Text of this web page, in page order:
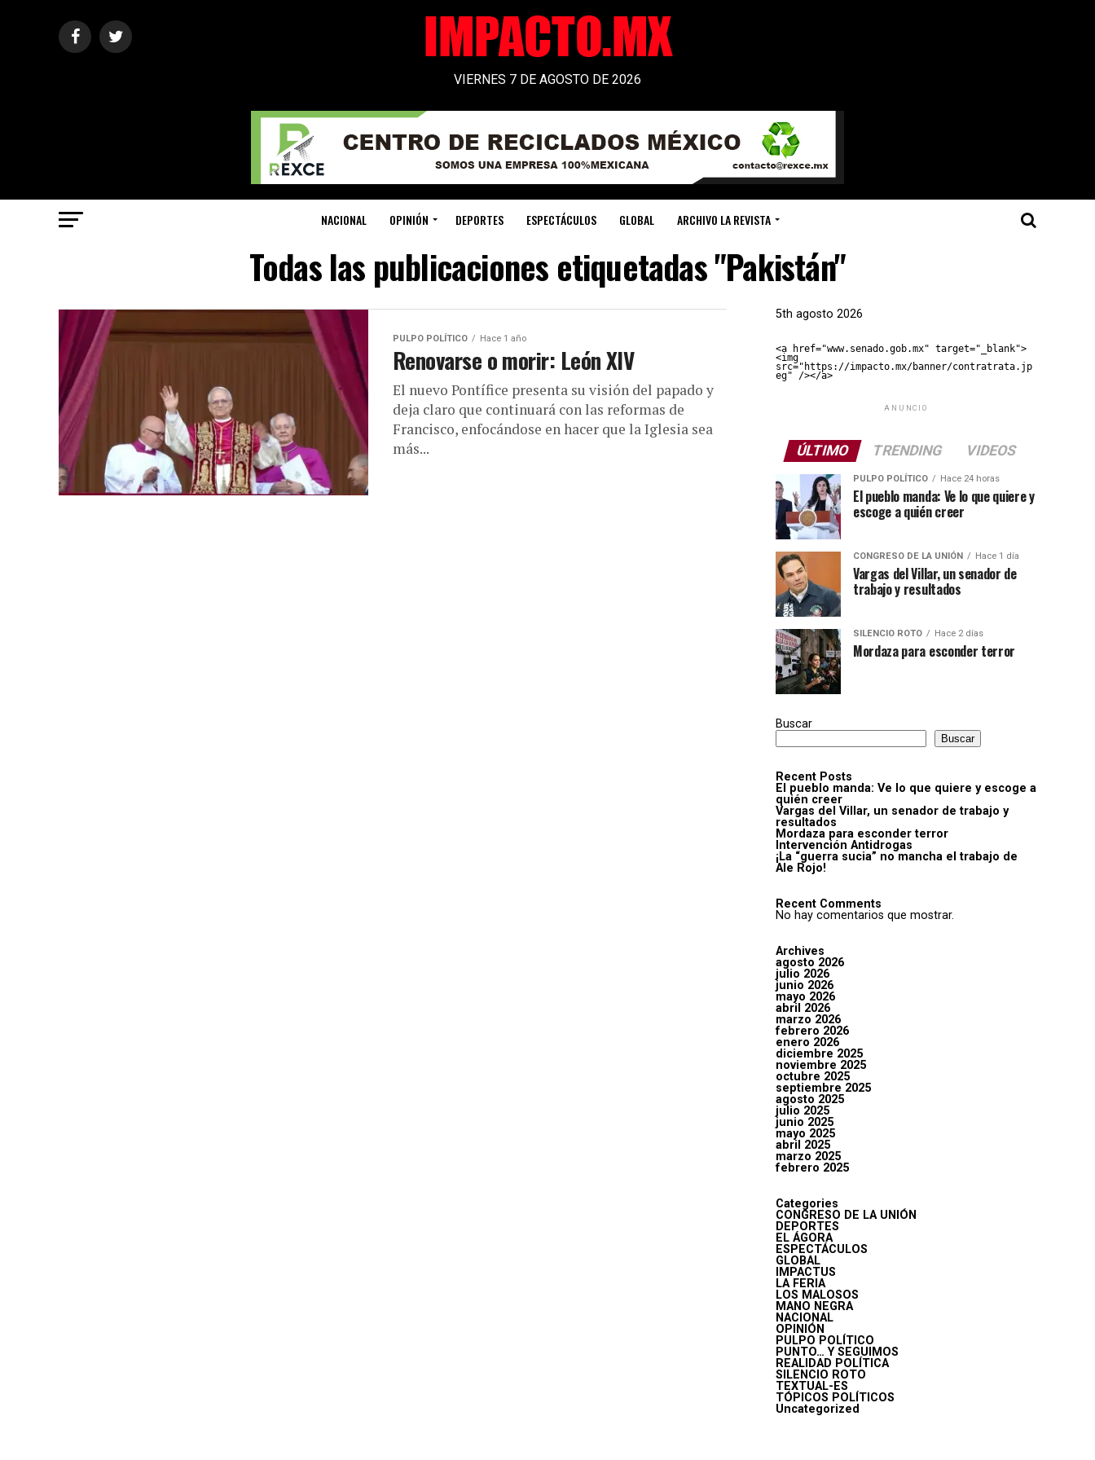
VIERNES 7 DE AGOSTO DE 2026
NACIONAL OPINIÓN DEPORTES ESPECTÁCULOS GLOBAL ARCHIVO LA REVISTA
Todas las publicaciones etiquetadas "Pakistán"
PULPO POLÍTICO Hace 1 año
Renovarse o morir: León XIV
El nuevo Pontífice presenta su visión del papado y
deja claro que continuará con las reformas de
Francisco, enfocándose en hacer que la Iglesia sea
más...
5th agosto 2026
<a href="www.senado.gob.mx" target="_blank">
<img
src="https://impacto.mx/banner/contratrata.jp
eg" /></a>
ANUNCIO
ÚLTIMO TRENDING VIDEOS
PULPO POLÍTICO Hace 24 horas
El pueblo manda: Ve lo que quiere y
escoge a quién creer
CONGRESO DE LA UNIÓN Hace 1 día
Vargas del Villar, un senador de
trabajo y resultados
SILENCIO ROTO Hace 2 días
Mordaza para esconder terror
Buscar
Buscar
Recent Posts
El pueblo manda: Ve lo que quiere y escoge a
quién creer
Vargas del Villar, un senador de trabajo y
resultados
Mordaza para esconder terror
Intervención Antidrogas
¡La “guerra sucia” no mancha el trabajo de
Ale Rojo!
Recent Comments
No hay comentarios que mostrar.
Archives
agosto 2026
julio 2026
junio 2026
mayo 2026
abril 2026
marzo 2026
febrero 2026
enero 2026
diciembre 2025
noviembre 2025
octubre 2025
septiembre 2025
agosto 2025
julio 2025
junio 2025
mayo 2025
abril 2025
marzo 2025
febrero 2025
Categories
CONGRESO DE LA UNIÓN
DEPORTES
EL ÁGORA
ESPECTÁCULOS
GLOBAL
IMPACTUS
LA FERIA
LOS MALOSOS
MANO NEGRA
NACIONAL
OPINIÓN
PULPO POLÍTICO
PUNTO… Y SEGUIMOS
REALIDAD POLÍTICA
SILENCIO ROTO
TEXTUAL-ES
TÓPICOS POLÍTICOS
Uncategorized